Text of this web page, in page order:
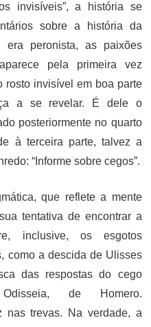
invisíveis”, a história se
sobre a história da
era peronista, as paixões
pela primeira vez
rosto invisível em boa parte
a se revelar. É dele o
posteriormente no quarto
à terceira parte, talvez a
“Informe sobre cegos”.
que reflete a mente
tentativa de encontrar a
inclusive, os esgotos
como a descida de Ulisses
das respostas do cego
de Homero.
nas trevas. Na verdade, a